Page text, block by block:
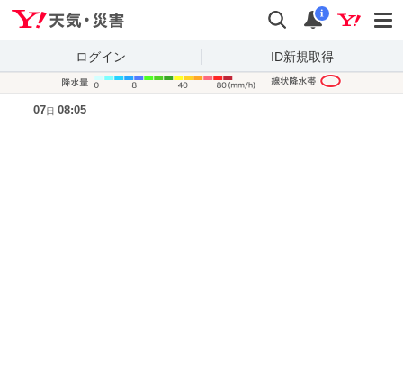
検索 通知
i
ログイン ID新規取得
07日 08:05